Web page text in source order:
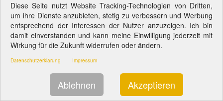
Diese Seite nutzt Website Tracking-Technologien von Dritten,
um ihre Dienste anzubieten, stetig zu verbessern und Werbung
entsprechend der Interessen der Nutzer anzuzeigen. Ich bin
damit einverstanden und kann meine Einwilligung jederzeit mit
Wirkung für die Zukunft widerrufen oder ändern.
Datenschutzerklärung Impressum
Ablehnen Akzeptieren